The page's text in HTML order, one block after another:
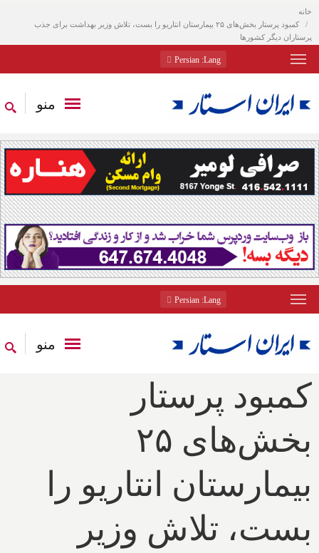
خانه
کمبود پرستار بخش‌های ۲۵ بیمارستان انتاریو را بست، تلاش وزیر بهداشت برای جذب
پرستاران دیگر کشورها
Lang
: Persian
منو
Lang
: Persian
منو
کمبود پرستار
بخش‌های ۲۵
بیمارستان انتاریو را
بست، تلاش وزیر